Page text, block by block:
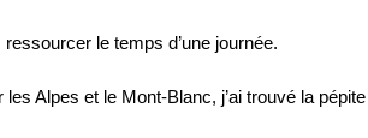
le temps d’une journée.
Alpes et le Mont-Blanc, j’ai trouvé la pépite